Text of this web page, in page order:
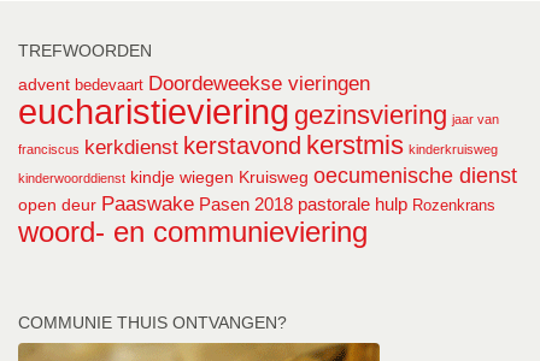
TREFWOORDEN
advent bedevaart Doordeweekse vieringen
eucharistieviering gezinsviering jaar van
franciscus kerkdienst kerstavond kerstmis kinderkruisweg
kinderwoorddienst kindje wiegen Kruisweg oecumenische dienst
open deur Paaswake Pasen 2018 pastorale hulp Rozenkrans
woord- en communieviering
COMMUNIE THUIS ONTVANGEN?